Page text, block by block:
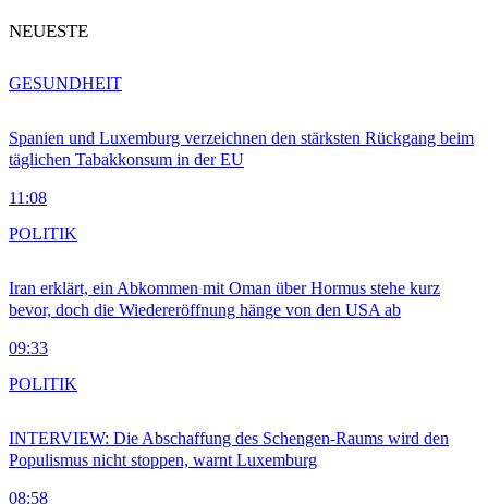
NEUESTE
Spanien und Luxemburg verzeichnen den stärksten Rückgang beim
täglichen Tabakkonsum in der EU
11:08
GESUNDHEIT
Iran erklärt, ein Abkommen mit Oman über Hormus stehe kurz
bevor, doch die Wiedereröffnung hänge von den USA ab
09:33
POLITIK
INTERVIEW: Die Abschaffung des Schengen-Raums wird den
Populismus nicht stoppen, warnt Luxemburg
08:58
POLITIK